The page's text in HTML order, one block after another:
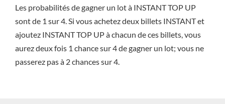
Les probabilités de gagner un lot à INSTANT TOP UP
sont de 1 sur 4. Si vous achetez deux billets INSTANT et
ajoutez INSTANT TOP UP à chacun de ces billets, vous
aurez deux fois 1 chance sur 4 de gagner un lot; vous ne
passerez pas à 2 chances sur 4.